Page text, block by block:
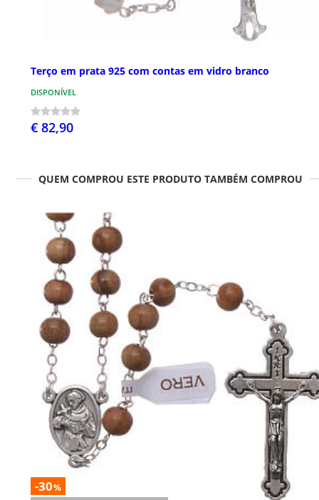
Terço em prata 925 com contas em vidro branco
DISPONÍVEL
€ 82,90
QUEM COMPROU ESTE PRODUTO TAMBÉM COMPROU
-30%